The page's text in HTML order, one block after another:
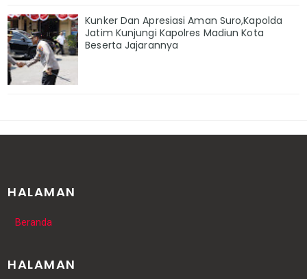
Kunker Dan Apresiasi Aman Suro,Kapolda
Jatim Kunjungi Kapolres Madiun Kota
Beserta Jajarannya
HALAMAN
Beranda
HALAMAN